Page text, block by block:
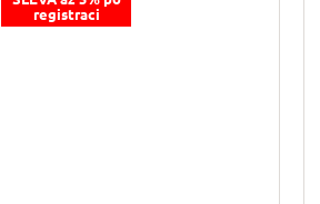
registraci